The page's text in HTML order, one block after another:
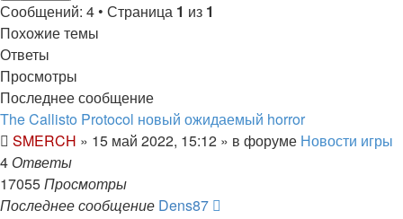
Сообщений: 4 • Страница 1 из 1
Похожие темы
Ответы
Просмотры
Последнее сообщение
The Callisto Protocol новый ожидаемый horror
SMERCH » 15 май 2022, 15:12 » в форуме Новости игры
4 Ответы
17055Просмотры
Последнее сообщение Dens87